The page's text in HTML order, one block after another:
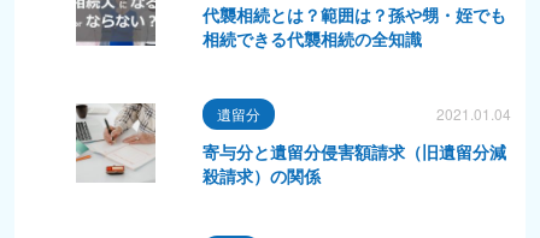
代襲相続とは？範囲は？孫や甥・姪でも
相続できる代襲相続の全知識
遺留分 2021.01.04
寄与分と遺留分侵害額請求（旧遺留分減
殺請求）の関係